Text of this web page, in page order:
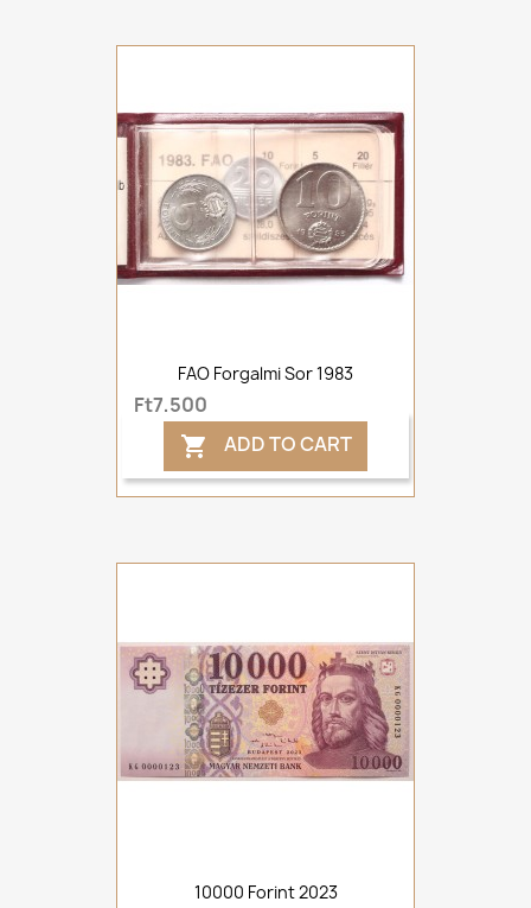
FAO Forgalmi Sor 1983
Ft7,500
 ADD TO CART
10000 Forint 2023